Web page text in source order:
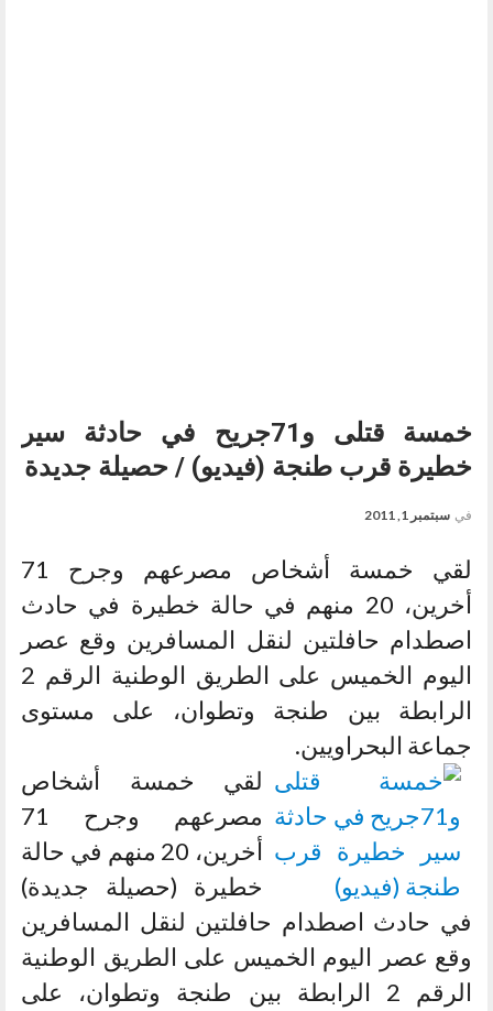
خمسة قتلى و71جريح في حادثة سير
خطيرة قرب طنجة (فيديو) / حصيلة جديدة
في سبتمبر 1, 2011
لقي خمسة أشخاص مصرعهم وجرح 71
أخرين، 20 منهم في حالة خطيرة في حادث
اصطدام حافلتين لنقل المسافرين وقع عصر
اليوم الخميس على الطريق الوطنية الرقم 2
الرابطة بين طنجة وتطوان، على مستوى
جماعة البحراويين.
لقي خمسة أشخاص
مصرعهم وجرح 71
أخرين، 20 منهم في حالة
خطيرة (حصيلة جديدة)
في حادث اصطدام حافلتين لنقل المسافرين
وقع عصر اليوم الخميس على الطريق الوطنية
الرقم 2 الرابطة بين طنجة وتطوان، على